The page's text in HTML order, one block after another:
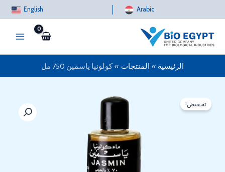
إلى
English Arabic
الرئيسية المنتجات كولونيا ياسمين 750 مل
تخفيض!